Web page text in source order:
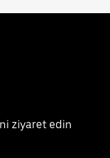
ziyaret edin